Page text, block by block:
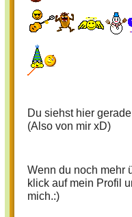
Du siehst hier
(Also von mir xD)
Wenn du noch mehr
klick auf mein Profil
mich.:)